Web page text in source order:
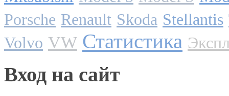
Porsche Renault Skoda Stellantis
Volvo VW Статистика
Вход на сайт